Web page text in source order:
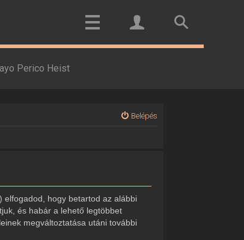
Perico Heist
Belépés
elfogadod, hogy betartod az alábbi
és habár a lehető legtöbbet
megváltoztatása utáni további